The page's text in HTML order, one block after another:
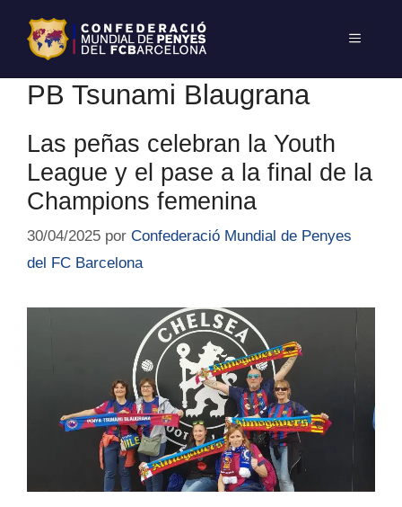
PB Tsunami Blaugrana
Las peñas celebran la Youth
League y el pase a la final de la
Champions femenina
30/04/2025 por Confederació Mundial de Penyes
del FC Barcelona